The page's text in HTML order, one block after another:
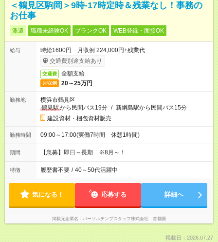
＜鶴見区駒岡＞9時-17時定時＆残業なし！事務の
お仕事
派遣 職種未経験OK ブランクOK WEB登録・面接OK
給与
時給1600円 月収例 224,000円+残業代
交通費別途支給あり
交通費 全額支給
月収例 20～25万円
勤務地
横浜市鶴見区
鶴見駅から民間バス19分 / 新綱島駅から民間バス15分
建設資材・梱包資材販売
勤務時間 09:00～17:00(実働7時間 休憩1時間)
期間 【急募】即日～長期 ※8月～！
特徴 履歴書不要 / 40～50代活躍中
気になる！ 応募する 詳細へ
掲載元企業名 パーソルテンプスタッフ株式会社 首都圏
掲載日：2026.07.27